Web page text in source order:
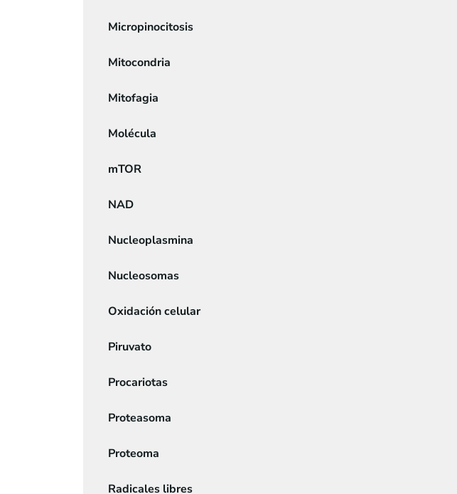
Micropinocitosis
Mitocondria
Mitofagia
Molécula
mTOR
NAD
Nucleoplasmina
Nucleosomas
Oxidación celular
Piruvato
Procariotas
Proteasoma
Proteoma
Radicales libres